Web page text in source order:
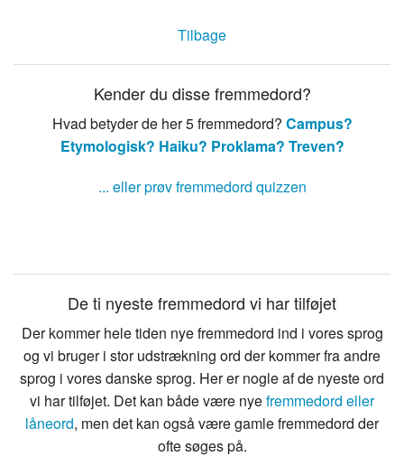
Tilbage
Kender du disse fremmedord?
Hvad betyder de her 5 fremmedord? Campus?
Etymologisk? Haiku? Proklama? Treven?
... eller prøv fremmedord quizzen
De ti nyeste fremmedord vi har tilføjet
Der kommer hele tiden nye fremmedord ind i vores sprog
og vi bruger i stor udstrækning ord der kommer fra andre
sprog i vores danske sprog. Her er nogle af de nyeste ord
vi har tilføjet. Det kan både være nyefremmedord eller
låneord, men det kan også være gamle fremmedord der
ofte søges på.